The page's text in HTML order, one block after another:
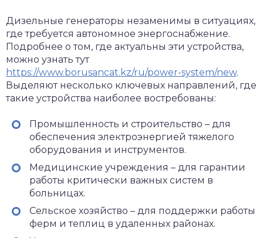
Дизельные генераторы незаменимы в ситуациях,
где требуется автономное энергоснабжение.
Подробнее о том, где актуальны эти устройства,
можно узнать тут
https://www.borusancat.kz/ru/power-system/new.
Выделяют несколько ключевых направлений, где
такие устройства наиболее востребованы:
Промышленность и строительство – для
обеспечения электроэнергией тяжелого
оборудования и инструментов.
Медицинские учреждения – для гарантии
работы критически важных систем в
больницах.
Сельское хозяйство – для поддержки работы
ферм и теплиц в удаленных районах.